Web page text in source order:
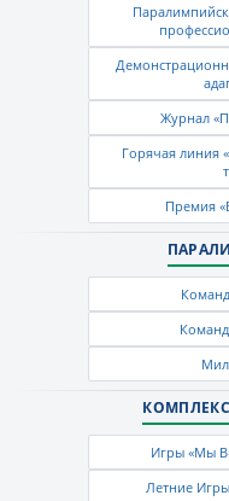
Журнал
Горячая линия
Премия
Игры «Мы
Летние